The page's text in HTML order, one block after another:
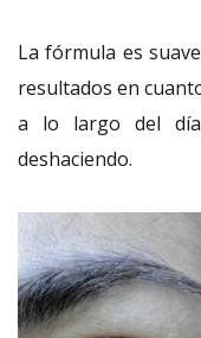
La fórmula es
resultados en
a lo largo del
deshaciendo.